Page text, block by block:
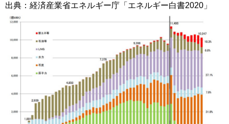
出典：経済産業省エネルギー庁「エネルギー白書2020」